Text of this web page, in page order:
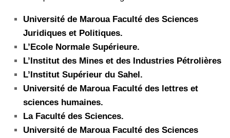
Université de Maroua Faculté des Sciences
Juridiques et Politiques.
L’Ecole Normale Supérieure.
L’Institut des Mines et des Industries Pétrolières
L’Institut Supérieur du Sahel.
Université de Maroua Faculté des lettres et
sciences humaines.
La Faculté des Sciences.
Université de Maroua Faculté des Sciences